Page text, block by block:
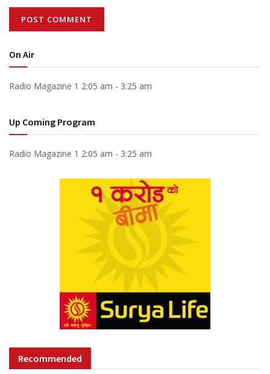
On Air
Radio Magazine 1 2:05 am - 3:25 am
Up Coming Program
Radio Magazine 1 2:05 am - 3:25 am
Recommended